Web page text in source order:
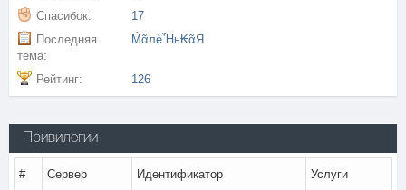
Спасибок:
17
Последняя
тема:
ḾᾶлѐἯь₭ᾶЯ
Рейтинг: 126
Привилегии
# Сервер Идентификатор Услуги